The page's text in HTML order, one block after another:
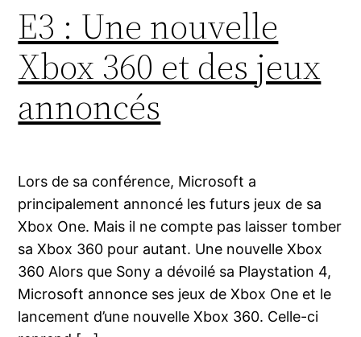
E3 : Une nouvelle
Xbox 360 et des jeux
annoncés
Lors de sa conférence, Microsoft a
principalement annoncé les futurs jeux de sa
Xbox One. Mais il ne compte pas laisser tomber
sa Xbox 360 pour autant. Une nouvelle Xbox
360 Alors que Sony a dévoilé sa Playstation 4,
Microsoft annonce ses jeux de Xbox One et le
lancement d’une nouvelle Xbox 360. Celle-ci